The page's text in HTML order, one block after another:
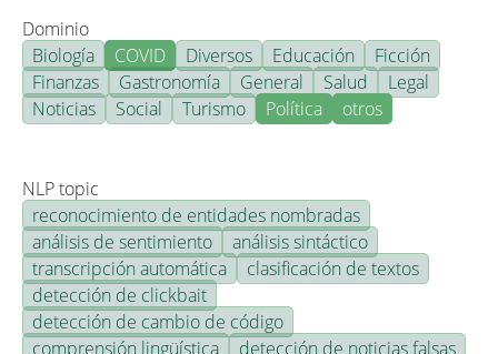
Dominio
Biología
COVID Diversos Educación
Ficción
Finanzas
Gastronomía General Salud
Legal
Noticias
Social Turismo Política otros
NLP topic
reconocimiento de entidades nombradas
análisis de sentimiento
análisis sintáctico
transcripción automática
clasificación de textos
detección de clickbait
detección de cambio de código
comprensión lingüística
detección de noticias falsas